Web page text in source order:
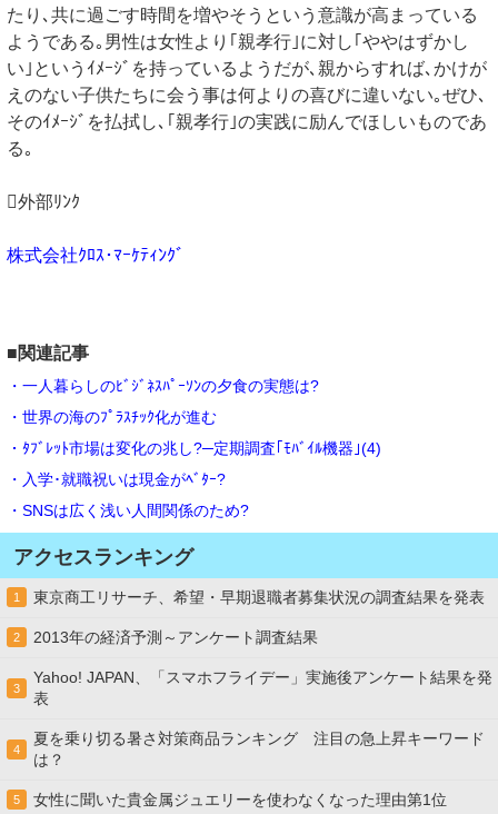
たり､共に過ごす時間を増やそうという意識が高まっている
ようである｡男性は女性より｢親孝行｣に対し｢ややはずかし
い｣というｲﾒｰｼﾞを持っているようだが､親からすれば､かけが
えのない子供たちに会う事は何よりの喜びに違いない｡ぜひ､
そのｲﾒｰｼﾞを払拭し､｢親孝行｣の実践に励んでほしいものであ
る｡
外部ﾘﾝｸ
株式会社ｸﾛｽ･ﾏｰｹﾃｨﾝｸﾞ
■関連記事
・一人暮らしのﾋﾞｼﾞﾈｽﾊﾟｰｿﾝの夕食の実態は?
・世界の海のﾌﾟﾗｽﾁｯｸ化が進む
・ﾀﾌﾞﾚｯﾄ市場は変化の兆し?─定期調査｢ﾓﾊﾞｲﾙ機器｣(4)
・入学･就職祝いは現金がﾍﾞﾀｰ?
・SNSは広く浅い人間関係のため?
アクセスランキング
1 東京商工リサーチ、希望・早期退職者募集状況の調査結果を発表
2 2013年の経済予測～アンケート調査結果
3
Yahoo! JAPAN、「スマホフライデー」実施後アンケート結果を発
表
4
夏を乗り切る暑さ対策商品ランキング 注目の急上昇キーワード
は？
5 女性に聞いた貴金属ジュエリーを使わなくなった理由第1位